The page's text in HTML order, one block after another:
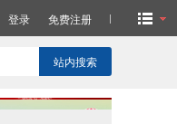
登录 免费注册
站内搜索